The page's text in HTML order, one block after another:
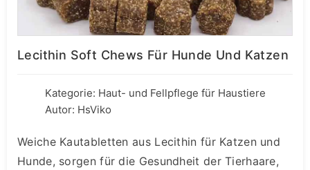
Lecithin Soft Chews Für Hunde Und Katzen
Kategorie: Haut- und Fellpflege für Haustiere
Autor: HsViko
Weiche Kautabletten aus Lecithin für Katzen und
Hunde, sorgen für die Gesundheit der Tierhaare,